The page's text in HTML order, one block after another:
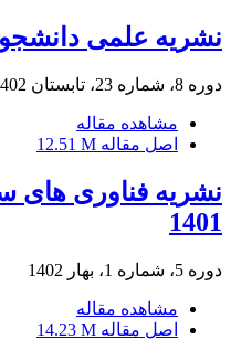
نشریه علمی
دوره 8، شماره 23، تابستان 1402، صفحه
مشاهده مقاله
اصل مقاله 12.51 M
نشریه فناوری های
1401
دوره 5، شماره 1، بهار 1402
مشاهده مقاله
اصل مقاله 14.23 M